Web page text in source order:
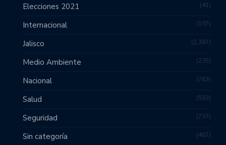
Elecciones 2021 41
Internacional 107
Jalisco 2,387
Medio Ambiente 235
Nacional 763
Salud 583
Seguridad 737
Sin categoría 467